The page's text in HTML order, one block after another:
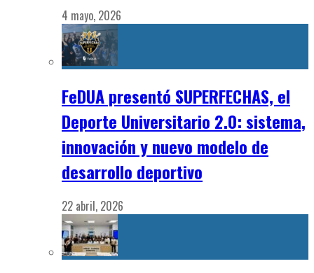
4 mayo, 2026
FeDUA presentó SUPERFECHAS, el
Deporte Universitario 2.0: sistema,
innovación y nuevo modelo de
desarrollo deportivo
22 abril, 2026